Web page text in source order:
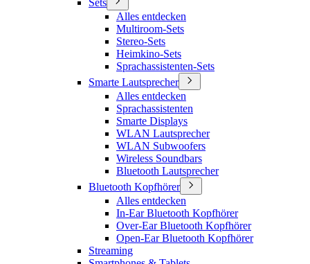
Sets
Alles entdecken
Multiroom-Sets
Stereo-Sets
Heimkino-Sets
Sprachassistenten-Sets
Smarte Lautsprecher
Alles entdecken
Sprachassistenten
Smarte Displays
WLAN Lautsprecher
WLAN Subwoofers
Wireless Soundbars
Bluetooth Lautsprecher
Bluetooth Kopfhörer
Alles entdecken
In-Ear Bluetooth Kopfhörer
Over-Ear Bluetooth Kopfhörer
Open-Ear Bluetooth Kopfhörer
Streaming